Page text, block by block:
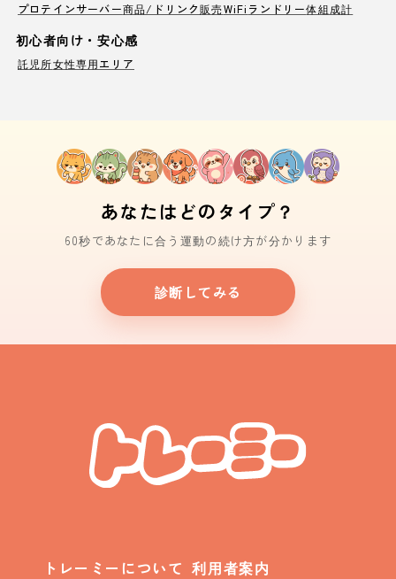
プロテインサーバー商品/ドリンク販売WiFi ランドリー体組成計
初心者向け・安心感
託児所女性専用エリア
あなたはどのタイプ？
60秒であなたに合う運動の続け方が分かります
診断してみる
トレーミーについて 利用者案内